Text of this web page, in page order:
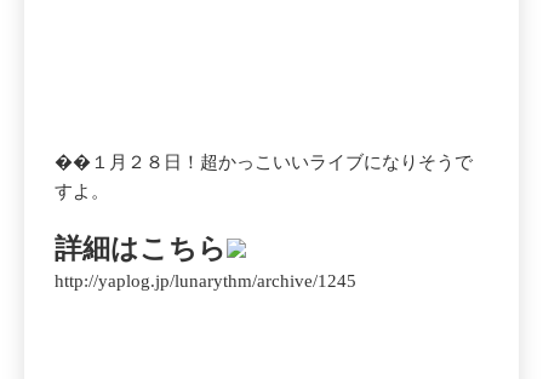
��１月２８日！超かっこいいライブになりそうで
すよ。
詳細はこちら
http://yaplog.jp/lunarythm/archive/1245